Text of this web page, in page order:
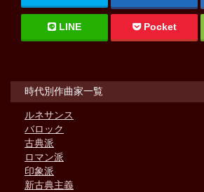
LINE Pocket
時代別作曲家一覧
ルネサンス
バロック
古典派
ロマン派
印象派
新古典主義